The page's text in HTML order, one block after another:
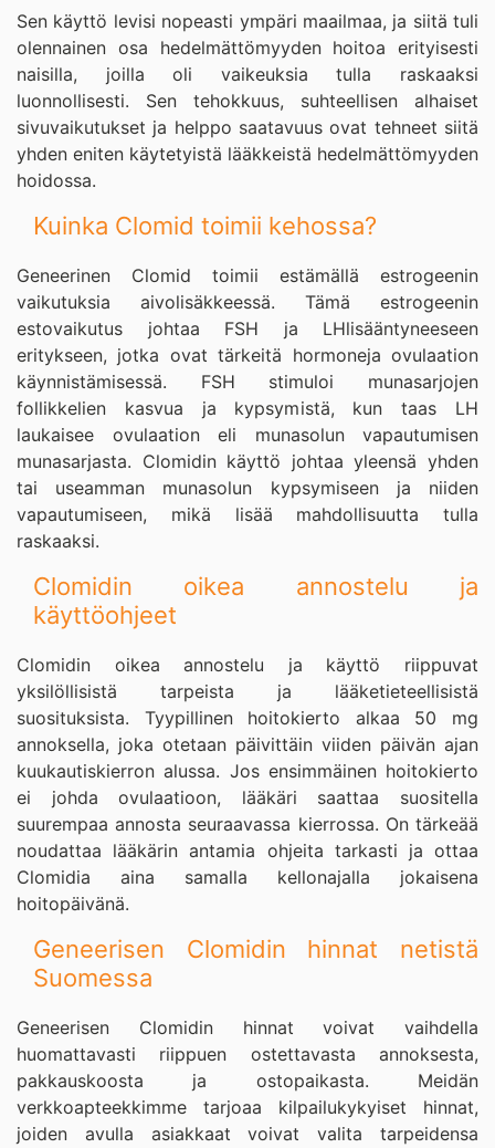
Sen käyttö levisi nopeasti ympäri maailmaa, ja siitä tuli
olennainen osa hedelmättömyyden hoitoa erityisesti
naisilla, joilla oli vaikeuksia tulla raskaaksi
luonnollisesti. Sen tehokkuus, suhteellisen alhaiset
sivuvaikutukset ja helppo saatavuus ovat tehneet siitä
yhden eniten käytetyistä lääkkeistä hedelmättömyyden
hoidossa.
Kuinka Clomid toimii kehossa?
Geneerinen Clomid toimii estämällä estrogeenin
vaikutuksia aivolisäkkeessä. Tämä estrogeenin
estovaikutus johtaa FSH ja LHlisääntyneeseen
eritykseen, jotka ovat tärkeitä hormoneja ovulaation
käynnistämisessä. FSH stimuloi munasarjojen
follikkelien kasvua ja kypsymistä, kun taas LH
laukaisee ovulaation eli munasolun vapautumisen
munasarjasta. Clomidin käyttö johtaa yleensä yhden
tai useamman munasolun kypsymiseen ja niiden
vapautumiseen, mikä lisää mahdollisuutta tulla
raskaaksi.
Clomidin oikea annostelu ja
käyttöohjeet
Clomidin oikea annostelu ja käyttö riippuvat
yksilöllisistä tarpeista ja lääketieteellisistä
suosituksista. Tyypillinen hoitokierto alkaa 50 mg
annoksella, joka otetaan päivittäin viiden päivän ajan
kuukautiskierron alussa. Jos ensimmäinen hoitokierto
ei johda ovulaatioon, lääkäri saattaa suositella
suurempaa annosta seuraavassa kierrossa. On tärkeää
noudattaa lääkärin antamia ohjeita tarkasti ja ottaa
Clomidia aina samalla kellonajalla jokaisena
hoitopäivänä.
Geneerisen Clomidin hinnat netistä
Suomessa
Geneerisen Clomidin hinnat voivat vaihdella
huomattavasti riippuen ostettavasta annoksesta,
pakkauskoosta ja ostopaikasta. Meidän
verkkoapteekkimme tarjoaa kilpailukykyiset hinnat,
joiden avulla asiakkaat voivat valita tarpeidensa